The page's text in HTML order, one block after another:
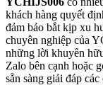
khách hàng quyết
đảm bảo bắt kịp xu
chuyên nghiệp của
những lời khuyên
Zalo bên cạnh hoặc
sẵn sàng giải đáp